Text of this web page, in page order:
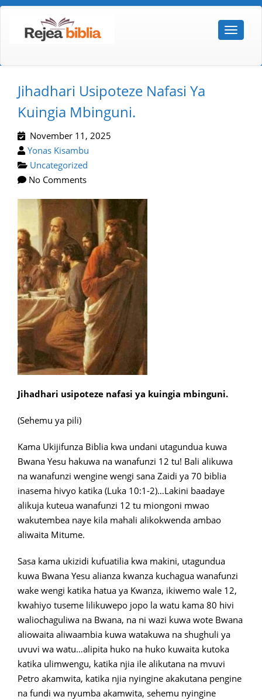
Jihadhari Usipoteze Nafasi Ya
Kuingia Mbinguni.
November 11, 2025
Yonas Kisambu
Uncategorized
No Comments
Jihadhari usipoteze nafasi ya kuingia mbinguni.
(Sehemu ya pili)
Kama Ukijifunza Biblia kwa undani utagundua kuwa
Bwana Yesu hakuwa na wanafunzi 12 tu! Bali alikuwa
na wanafunzi wengine wengi sana Zaidi ya 70 biblia
inasema hivyo katika (Luka 10:1-2)…Lakini baadaye
alikuja kuteua wanafunzi 12 tu miongoni mwao
wakutembea naye kila mahali alikokwenda ambao
aliwaita Mitume.
Sasa kama ukizidi kufuatilia kwa makini, utagundua
kuwa Bwana Yesu alianza kwanza kuchagua wanafunzi
wake wengi katika hatua ya Kwanza, ikiwemo wale 12,
kwahiyo tuseme lilikuwepo jopo la watu kama 80 hivi
waliochaguliwa na Bwana, na ni wazi kuwa wote Bwana
aliowaita aliwaambia kuwa watakuwa na shughuli ya
uvuvi wa watu…alipita huko na huko kuwaita kutoka
katika ulimwengu, katika njia ile alikutana na mvuvi
Petro akamwita, katika njia nyingine akakutana pengine
na fundi wa nyumba akamwita, sehemu nyingine